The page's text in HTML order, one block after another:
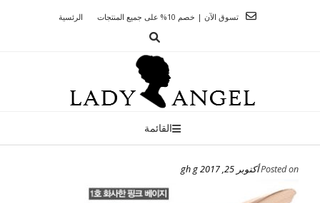
الرئسية تسوق الآن | خصم 10% على جميع المنتجات
القائمة
Posted onأكتوبر 25, 2017 gh g